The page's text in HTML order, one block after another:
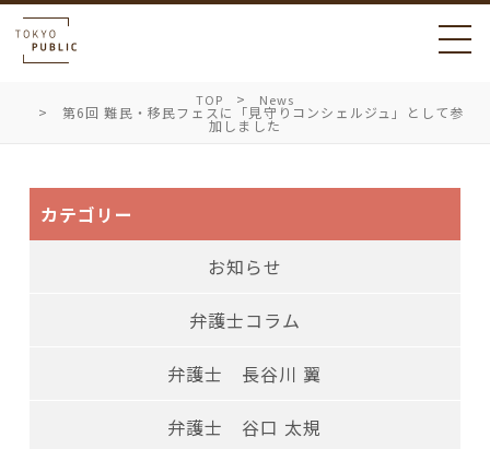
TOP News
第6回 難民・移民フェスに「見守りコンシェルジュ」として参
加しました
カテゴリー
お知らせ
弁護士コラム
弁護士 長谷川 翼
弁護士 谷口 太規